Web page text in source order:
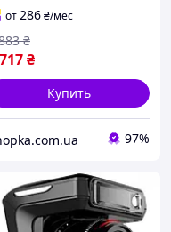
от286₴/мес
₴
₴
Купить
97%